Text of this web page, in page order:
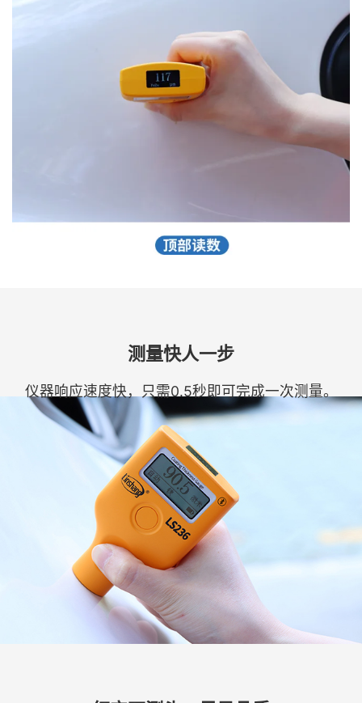
测量快人一步
仪器响应速度快，只需0.5秒即可完成一次测量。